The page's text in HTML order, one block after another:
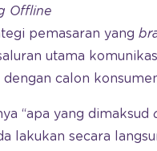
Offline
pemasaran yang
utama
dengan calon
“apa yang dimaksud
lakukan secara